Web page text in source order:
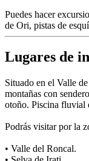
Puedes hacer
de Ori, pistas de
Lugares de
Situado en el Valle
montañas con
otoño. Piscina fluvial
Podrás visitar por la
• Valle del Roncal.